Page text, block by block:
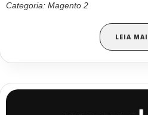
Categoria: Magento 2
LEIA